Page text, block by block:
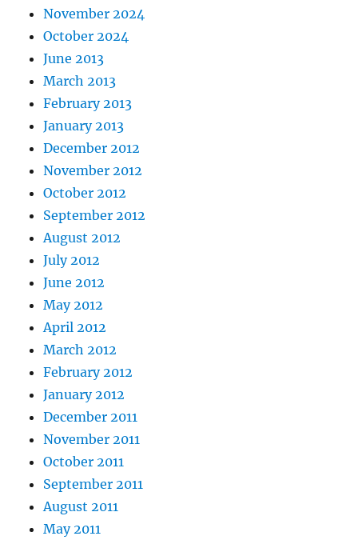
November 2024
October 2024
June 2013
March 2013
February 2013
January 2013
December 2012
November 2012
October 2012
September 2012
August 2012
July 2012
June 2012
May 2012
April 2012
March 2012
February 2012
January 2012
December 2011
November 2011
October 2011
September 2011
August 2011
May 2011